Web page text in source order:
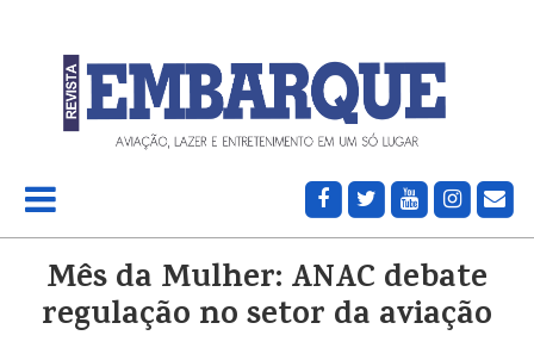
Mês da Mulher: ANAC debate
regulação no setor da aviação